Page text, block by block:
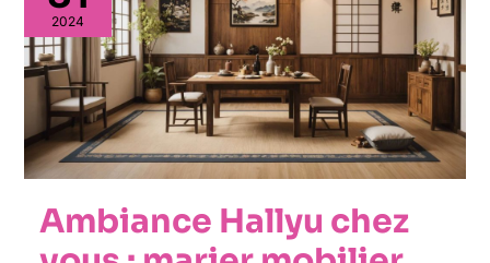
2024
Ambiance Hallyu chez